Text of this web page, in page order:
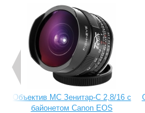
Объектив МС Зенитар-C 2,8/16 с
байонетом Canon EOS